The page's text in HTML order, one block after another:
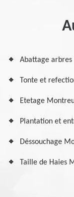
Abattage
Tonte et
Etetage
Plantation et
Déssouchage
Taille de Haies